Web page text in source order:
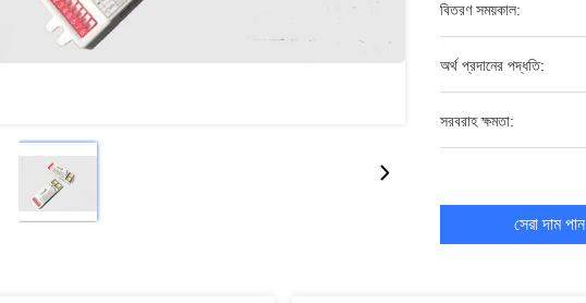
বিতরণ সময়কাল:
অর্থ প্রদানের পদ্ধতি:
সরবরাহ ক্ষমতা:
সেরা দাম পান